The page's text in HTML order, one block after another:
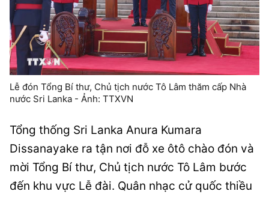
Lễ đón Tổng Bí thư, Chủ tịch nước Tô Lâm thăm cấp Nhà
nước Sri Lanka - Ảnh: TTXVN
Tổng thống Sri Lanka Anura Kumara
Dissanayake ra tận nơi đỗ xe ôtô chào đón và
mời Tổng Bí thư, Chủ tịch nước Tô Lâm bước
đến khu vực Lễ đài. Quân nhạc cử quốc thiều